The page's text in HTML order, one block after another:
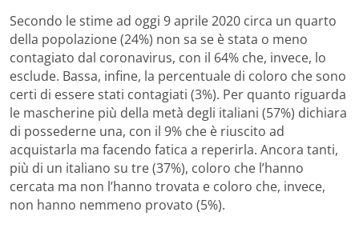
Secondo le stime ad oggi 9 aprile 2020 circa un quarto
della popolazione (24%) non sa se è stata o meno
contagiato dal coronavirus, con il 64% che, invece, lo
esclude. Bassa, infine, la percentuale di coloro che sono
certi di essere stati contagiati (3%). Per quanto riguarda
le mascherine più della metà degli italiani (57%) dichiara
di possederne una, con il 9% che è riuscito ad
acquistarla ma facendo fatica a reperirla. Ancora tanti,
più di un italiano su tre (37%), coloro che l’hanno
cercata ma non l’hanno trovata e coloro che, invece,
non hanno nemmeno provato (5%).